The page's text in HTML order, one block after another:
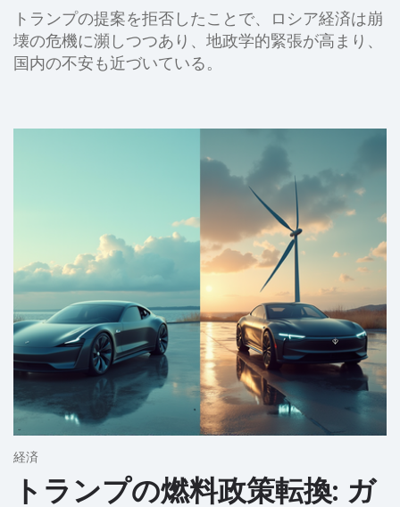
トランプの提案を拒否したことで、ロシア経済は崩
壊の危機に瀕しつつあり、地政学的緊張が高まり、
国内の不安も近づいている。
経済
トランプの燃料政策転換: ガ